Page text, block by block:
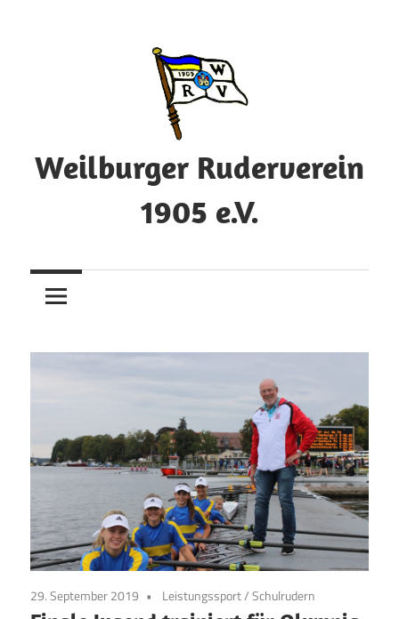
Weilburger Ruderverein
1905 e.V.
29. September 2019 Leistungssport/Schulrudern